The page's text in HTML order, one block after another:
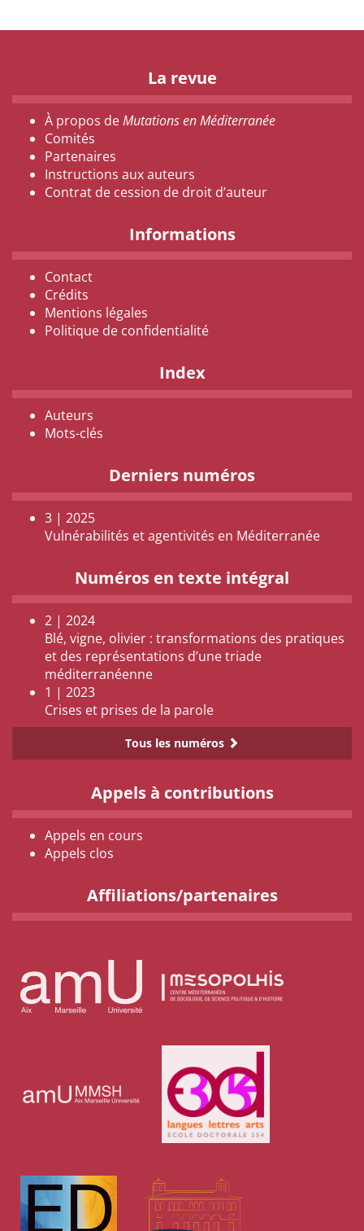
La revue
À propos deMutations en Méditerranée
Comités
Partenaires
Instructions aux auteurs
Contrat de cession de droit d’auteur
Informations
Contact
Crédits
Mentions légales
Politique de confidentialité
Index
Auteurs
Mots-clés
Derniers numéros
3 | 2025
Vulnérabilités et agentivités en Méditerranée
Numéros en texte intégral
2 | 2024
Blé, vigne, olivier : transformations des pratiques
et des représentations d’une triade
méditerranéenne
1 | 2023
Crises et prises de la parole
Tous les numéros
Appels à contributions
Appels en cours
Appels clos
Affiliations/partenaires